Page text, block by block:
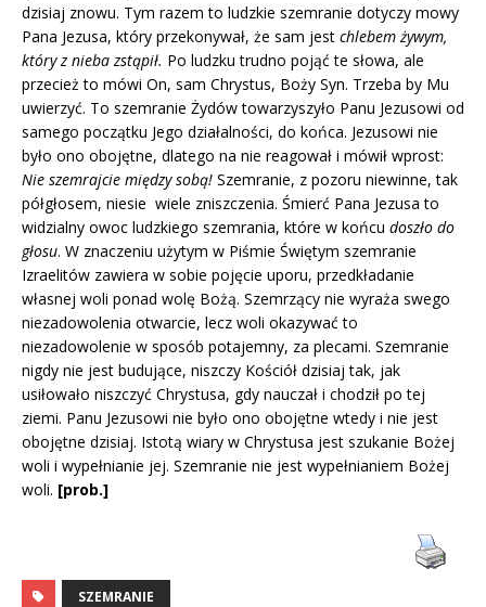
dzisiaj znowu. Tym razem to ludzkie szemranie dotyczy mowy
Pana Jezusa, który przekonywał, że sam jest chlebem żywym,
który z nieba zstąpił. Po ludzku trudno pojąć te słowa, ale
przecież to mówi On, sam Chrystus, Boży Syn. Trzeba by Mu
uwierzyć. To szemranie Żydów towarzyszyło Panu Jezusowi od
samego początku Jego działalności, do końca. Jezusowi nie
było ono obojętne, dlatego na nie reagował i mówił wprost:
Nie szemrajcie między sobą! Szemranie, z pozoru niewinne, tak
półgłosem, niesie wiele zniszczenia. Śmierć Pana Jezusa to
widzialny owoc ludzkiego szemrania, które w końcu doszło do
głosu. W znaczeniu użytym w Piśmie Świętym szemranie
Izraelitów zawiera w sobie pojęcie uporu, przedkładanie
własnej woli ponad wolę Bożą. Szemrzący nie wyraża swego
niezadowolenia otwarcie, lecz woli okazywać to
niezadowolenie w sposób potajemny, za plecami. Szemranie
nigdy nie jest budujące, niszczy Kościół dzisiaj tak, jak
usiłowało niszczyć Chrystusa, gdy nauczał i chodził po tej
ziemi. Panu Jezusowi nie było ono obojętne wtedy i nie jest
obojętne dzisiaj. Istotą wiary w Chrystusa jest szukanie Bożej
woli i wypełnianie jej. Szemranie nie jest wypełnianiem Bożej
woli. [prob.]
SZEMRANIE